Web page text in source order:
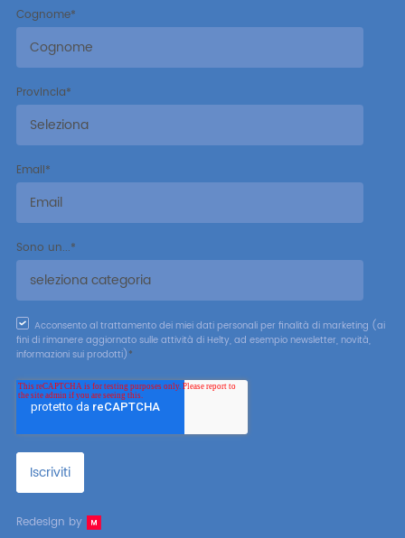
Cognome*
Provincia*
Email*
Sono un...*
Acconsento al trattamento dei miei dati personali per finalità di marketing (ai
fini di rimanere aggiornato sulle attività di Helty, ad esempio newsletter, novità,
informazioni sui prodotti)*
Redesign by